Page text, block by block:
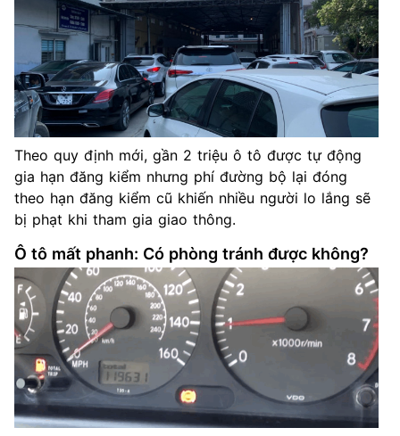
Theo quy định mới, gần 2 triệu ô tô được tự động
gia hạn đăng kiểm nhưng phí đường bộ lại đóng
theo hạn đăng kiểm cũ khiến nhiều người lo lắng sẽ
bị phạt khi tham gia giao thông.
Ô tô mất phanh: Có phòng tránh được không?